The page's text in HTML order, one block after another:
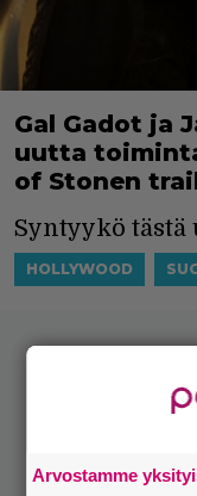
Gal Gadot ja
uutta
of Stonen
Syntyykö tästä
HOLLYWOOD
Arvostamme